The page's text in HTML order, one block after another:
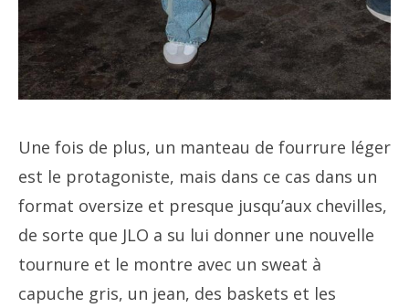
Une fois de plus, un manteau de fourrure léger
est le protagoniste, mais dans ce cas dans un
format oversize et presque jusqu’aux chevilles,
de sorte que JLO a su lui donner une nouvelle
tournure et le montre avec un sweat à
capuche gris, un jean, des baskets et les